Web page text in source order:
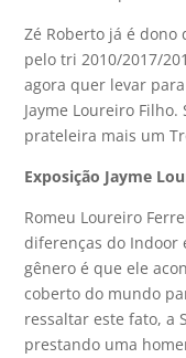
Zé Roberto já é dono
pelo tri 2010/2017/
agora quer levar
Jayme Loureiro Filho.
prateleira mais um
Exposição Jayme
Romeu Loureiro
diferenças do Indoor
gênero é que ele
coberto do mundo
ressaltar este fato, a
prestando uma